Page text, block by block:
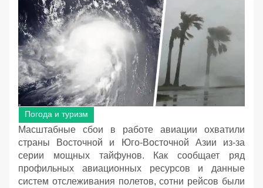
Погода и туризм
Масштабные сбои в работе авиации охватили
страны Восточной и Юго-Восточной Азии из-за
серии мощных тайфунов. Как сообщает ряд
профильных авиационных ресурсов и данные
систем отслеживания полетов, сотни рейсов были